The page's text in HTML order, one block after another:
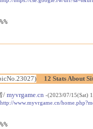
%%
12 Stats About
/myvrgame.cn -(2023/07/15(Sat)
http://www.myvrgame.cn/
%%